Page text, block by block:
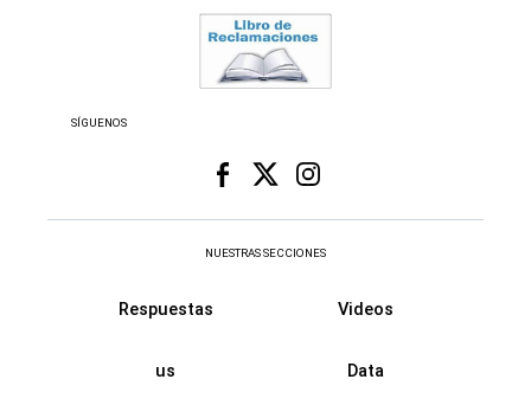
SÍGUENOS
NUESTRAS SECCIONES
Respuestas Videos
us Data